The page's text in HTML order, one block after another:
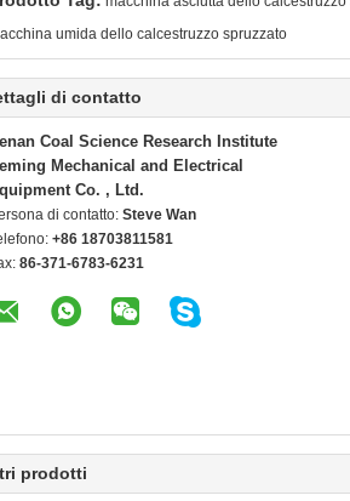
umida dello calcestruzzo spruzzato
di contatto
Coal Science Research Institute
Mechanical and Electrical
Co. , Ltd.
di contatto: Steve Wan
+86 18703811581
86-371-6783-6231
prodotti